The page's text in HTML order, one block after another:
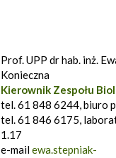
Prof. UPP dr hab. inż.
Konieczna
Kierownik Zespołu
tel. 61 848 6244, biuro
tel. 61 846 6175,
1.17
e-mailewa.stepniak-